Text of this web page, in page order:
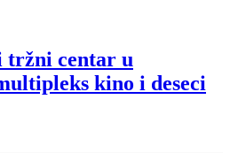
tržni centar u
kino i deseci